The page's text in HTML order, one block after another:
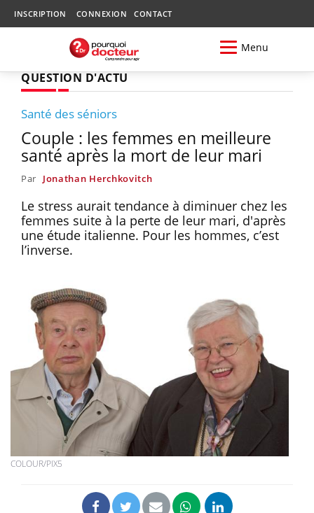
INSCRIPTION CONNEXION CONTACT
Menu
QUESTION D'ACTU
Santé des séniors
Couple : les femmes en meilleure
santé après la mort de leur mari
Par Jonathan Herchkovitch
Le stress aurait tendance à diminuer chez les
femmes suite à la perte de leur mari, d'après
une étude italienne. Pour les hommes, c’est
l’inverse.
COLOUR/PIX5